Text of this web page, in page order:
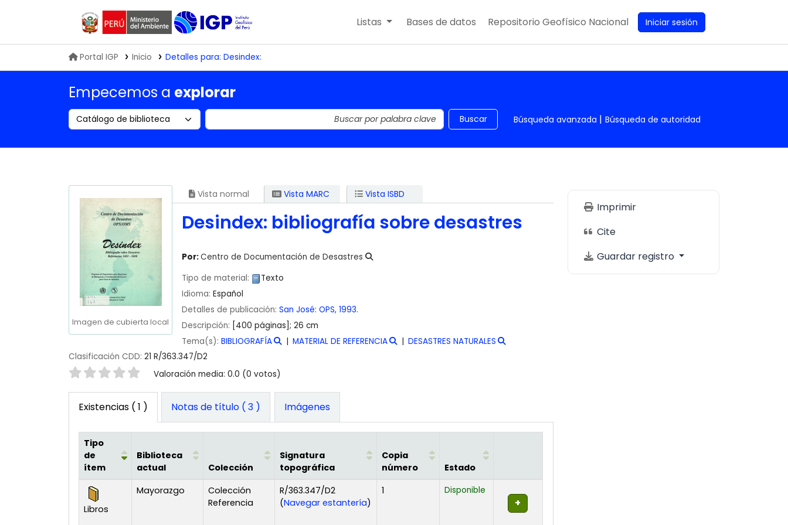
Biblioteca IGP
Listas Bases de datos Repositorio Geofísico Nacional Iniciar sesión
Portal IGP Inicio Detalles para: Desindex:
Empecemos a explorar
Search the catalog by: Buscar en el catálogo por palabra clave Buscar Búsqueda avanzada Búsqueda de autoridad
Imagen de cubierta local
Vista normal Vista MARC Vista ISBD
Desindex: bibliografía sobre desastres
Por:Centro de Documentación de Desastres
Tipo de material:
Texto
Idioma: Español
Detalles de publicación: San José: OPS, 1993.
Descripción: [400 páginas]; 26 cm
Tema(s): BIBLIOGRAFÍA MATERIAL DE REFERENCIA
DESASTRES NATURALES
Clasificación CDD: 21 R/363.347/D2
Valoración Valoración media: 0.0 (0 votos)
Existencias ( 1 ) Notas de título ( 3 ) Imágenes
Existencias
Tipo
de
ítem
Biblioteca
actual
Colección
Signatura
topográfica
Copia
número
Estado
Libros
Mayorazgo
Colección
Referencia
R/363.347/D2
(Navegar estantería(Abre debajo)
)
1 Disponible
Imprimir
Cite
Guardar registro